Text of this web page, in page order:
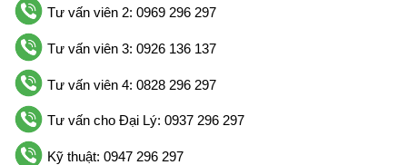
Tư vấn viên 2: 0969 296 297
Tư vấn viên 3: 0926 136 137
Tư vấn viên 4: 0828 296 297
Tư vấn cho Đại Lý: 0937 296 297
Kỹ thuật: 0947 296 297